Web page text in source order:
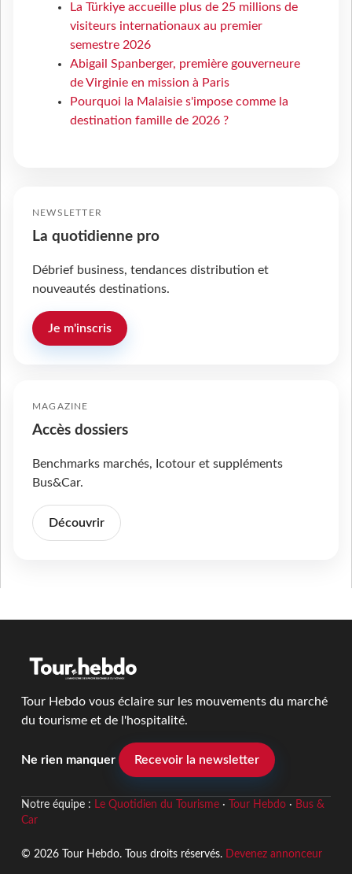
La Türkiye accueille plus de 25 millions de
visiteurs internationaux au premier
semestre 2026
Abigail Spanberger, première gouverneure
de Virginie en mission à Paris
Pourquoi la Malaisie s'impose comme la
destination famille de 2026 ?
NEWSLETTER
La quotidienne pro
Débrief business, tendances distribution et
nouveautés destinations.
Je m'inscris
MAGAZINE
Accès dossiers
Benchmarks marchés, Icotour et suppléments
Bus&Car.
Découvrir
Tour Hebdo vous éclaire sur les mouvements du marché
du tourisme et de l'hospitalité.
Ne rien manquer Recevoir la newsletter
Notre équipe : Le Quotidien du Tourisme· Tour Hebdo· Bus &
Car
© 2026 Tour Hebdo. Tous droits réservés. Devenez annonceur